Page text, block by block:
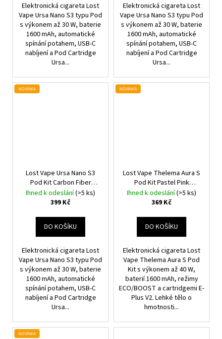
Elektronická cigareta Lost
Vape Ursa Nano S3 typu Pod
s výkonem až 30 W, baterie
1600 mAh, automatické
spínání potahem, USB-C
nabíjení a Pod Cartridge
Ursa...
Elektronická cigareta Lost
Vape Ursa Nano S3 typu Pod
s výkonem až 30 W, baterie
1600 mAh, automatické
spínání potahem, USB-C
nabíjení a Pod Cartridge
Ursa...
NOVINKA
Lost Vape Ursa Nano S3
Pod Kit Carbon Fiber
1600mAh
Ihned k odeslání(>5 ks)
399 Kč
DO KOŠÍKU
Elektronická cigareta Lost
Vape Ursa Nano S3 typu Pod
s výkonem až 30 W, baterie
1600 mAh, automatické
spínání potahem, USB-C
nabíjení a Pod Cartridge
Ursa...
NOVINKA
Lost Vape Thelema Aura S
Pod Kit Pastel Pink
1600mAh
Ihned k odeslání(>5 ks)
369 Kč
DO KOŠÍKU
Elektronická cigareta Lost
Vape Thelema Aura S Pod
Kit s výkonem až 40 W,
baterií 1600 mAh, režimy
ECO/BOOST a cartridgemi E-
Plus V2. Lehké tělo o
hmotnosti...
NOVINKA